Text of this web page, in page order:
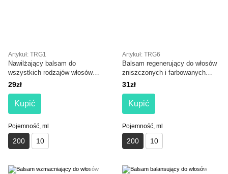
Artykuł: TRG1
Nawilżający balsam do
wszystkich rodzajów włosów
Triology Aquamatrix Hydration
29zł
Kupić
Pojemność, ml
200 10
Artykuł: TRG6
Balsam regenerujący do włosów
zniszczonych i farbowanych
Triology Fiberplex Repair Balm
31zł
Kupić
Pojemność, ml
200 10